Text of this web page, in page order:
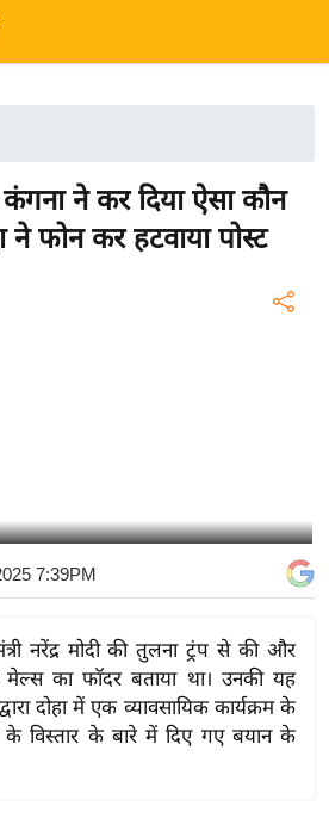
ने कर दिया ऐसा कौन
ने फोन कर हटवाया पोस्ट
7:39PM
नरेंद्र मोदी की तुलना ट्रंप से की और
का फॉदर बताया था। उनकी यह
द्वारा दोहा में एक व्यावसायिक कार्यक्रम के
के विस्तार के बारे में दिए गए बयान के